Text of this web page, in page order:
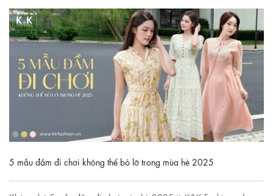
5 mẫu đầm đi chơi không thể bỏ lỡ trong mùa hè 2025